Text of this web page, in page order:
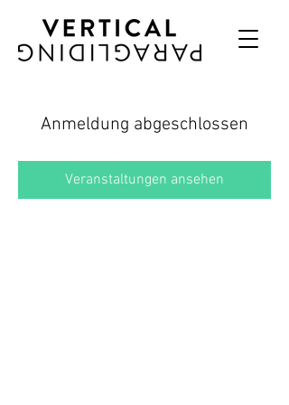
Anmeldung abgeschlossen
Veranstaltungen ansehen